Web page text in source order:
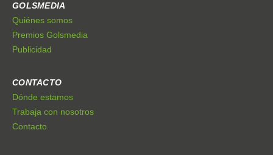
GOLSMEDIA
Quiénes somos
Premios Golsmedia
Publicidad
CONTACTO
Dónde estamos
Trabaja con nosotros
Contacto